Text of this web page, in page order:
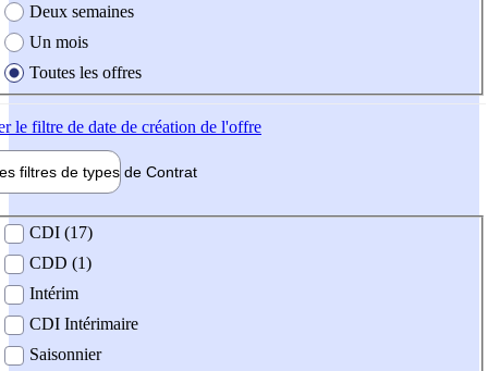
Deux semaines
Un mois
Toutes les offres
le filtre de date de création de l'offre
filtres de types de Contrat
contrat
CDI (17)
CDD (1)
Intérim
CDI Intérimaire
Saisonnier